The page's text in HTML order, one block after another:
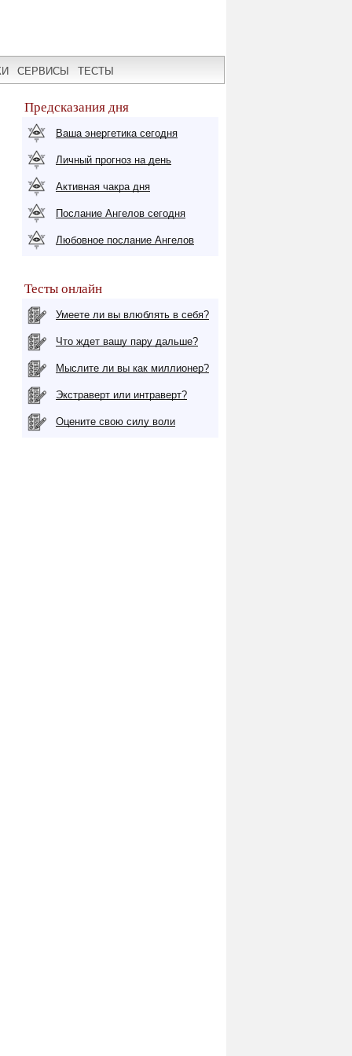
СЕРВИСЫ ТЕСТЫ
Предсказания дня
Ваша энергетика сегодня
Личный прогноз на день
Активная чакра дня
Послание Ангелов сегодня
Любовное послание Ангелов
Тесты онлайн
Умеете ли вы влюблять в себя?
Что ждет вашу пару дальше?
Мыслите ли вы как миллионер?
Экстраверт или интраверт?
Оцените свою силу воли